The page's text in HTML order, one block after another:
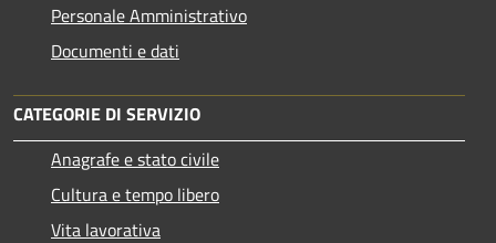
Personale Amministrativo
Documenti e dati
CATEGORIE DI SERVIZIO
Anagrafe e stato civile
Cultura e tempo libero
Vita lavorativa